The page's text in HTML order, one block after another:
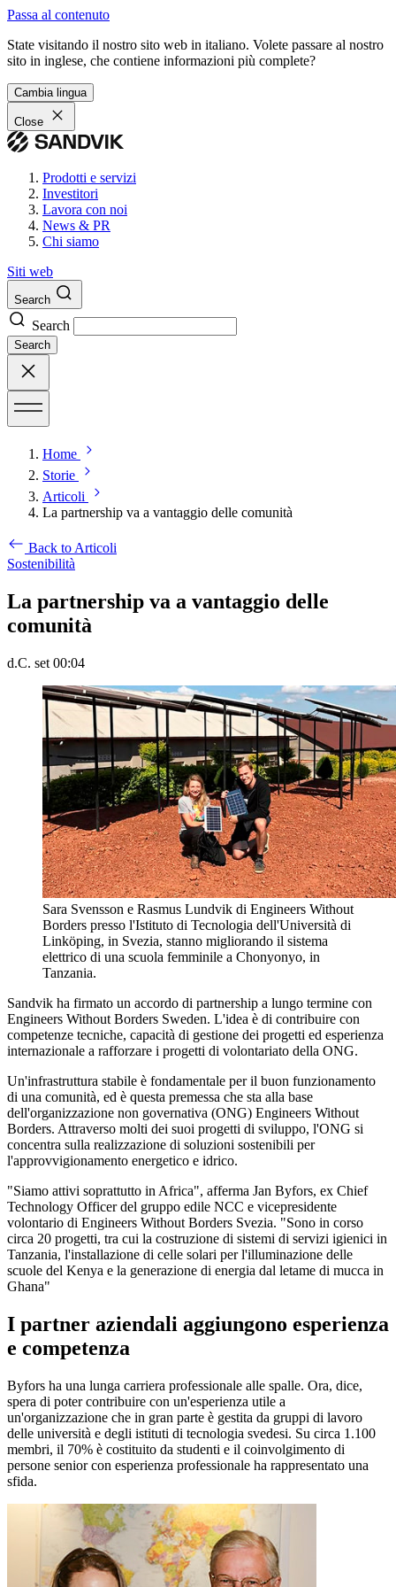
Passa al contenuto
State visitando il nostro sito web in italiano. Volete passare al nostro
sito in inglese, che contiene informazioni più complete?
Cambia lingua
Close
Prodotti e servizi
Investitori
Lavora con noi
News & PR
Chi siamo
Siti web
Search
Search
Search
Home
Storie
Articoli
La partnership va a vantaggio delle comunità
Back to Articoli
Sostenibilità
La partnership va a vantaggio delle
comunità
d.C. set 00:04
Sara Svensson e Rasmus Lundvik di Engineers Without
Borders presso l'Istituto di Tecnologia dell'Università di
Linköping, in Svezia, stanno migliorando il sistema
elettrico di una scuola femminile a Chonyonyo, in
Tanzania.
Sandvik ha firmato un accordo di partnership a lungo termine con
Engineers Without Borders Sweden. L'idea è di contribuire con
competenze tecniche, capacità di gestione dei progetti ed esperienza
internazionale a rafforzare i progetti di volontariato della ONG.
Un'infrastruttura stabile è fondamentale per il buon funzionamento
di una comunità, ed è questa premessa che sta alla base
dell'organizzazione non governativa (ONG) Engineers Without
Borders. Attraverso molti dei suoi progetti di sviluppo, l'ONG si
concentra sulla realizzazione di soluzioni sostenibili per
l'approvvigionamento energetico e idrico.
"Siamo attivi soprattutto in Africa", afferma Jan Byfors, ex Chief
Technology Officer del gruppo edile NCC e vicepresidente
volontario di Engineers Without Borders Svezia. "Sono in corso
circa 20 progetti, tra cui la costruzione di sistemi di servizi igienici in
Tanzania, l'installazione di celle solari per l'illuminazione delle
scuole del Kenya e la generazione di energia dal letame di mucca in
Ghana"
I partner aziendali aggiungono esperienza
e competenza
Byfors ha una lunga carriera professionale alle spalle. Ora, dice,
spera di poter contribuire con un'esperienza utile a
un'organizzazione che in gran parte è gestita da gruppi di lavoro
delle università e degli istituti di tecnologia svedesi. Su circa 1.100
membri, il 70% è costituito da studenti e il coinvolgimento di
persone senior con esperienza professionale ha rappresentato una
sfida.